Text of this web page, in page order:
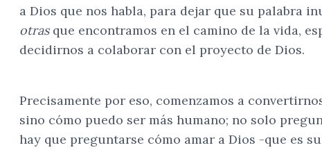
a Dios que nos habla, para dejar que su palabra
otrasque encontramos en el camino de la vida,
decidirnos a colaborar con el proyecto de Dios.
Precisamente por eso, comenzamos a
sino cómo puedo ser más humano; no solo
hay que preguntarse cómo amar a Dios -que es